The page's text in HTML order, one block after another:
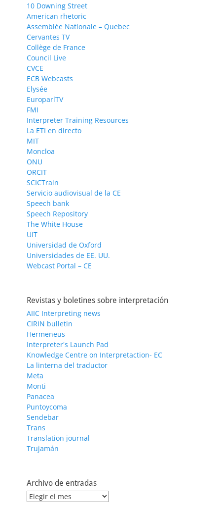
10 Downing Street
American rhetoric
Assemblée Nationale – Quebec
Cervantes TV
Collège de France
Council Live
CVCE
ECB Webcasts
Elysée
EuroparlTV
FMI
Interpreter Training Resources
La ETI en directo
MIT
Moncloa
ONU
ORCIT
SCICTrain
Servicio audiovisual de la CE
Speech bank
Speech Repository
The White House
UIT
Universidad de Oxford
Universidades de EE. UU.
Webcast Portal – CE
Revistas y boletines sobre interpretación
AIIC Interpreting news
CIRIN bulletin
Hermeneus
Interpreter's Launch Pad
Knowledge Centre on Interpretaction- EC
La linterna del traductor
Meta
Monti
Panacea
Puntoycoma
Sendebar
Trans
Translation journal
Trujamán
Archivo de entradas
Archivo